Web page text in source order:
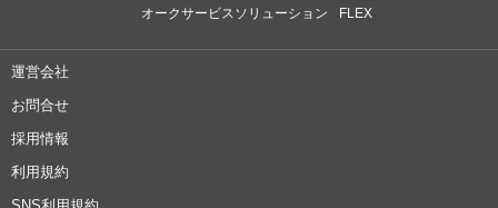
オークサービスソリューション
FLEX
運営会社
お問合せ
採用情報
利用規約